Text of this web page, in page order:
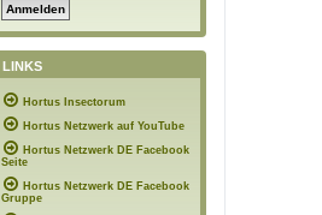
LINKS
Hortus Insectorum
Hortus Netzwerk auf YouTube
Hortus Netzwerk DE Facebook
Seite
Hortus Netzwerk DE Facebook
Gruppe